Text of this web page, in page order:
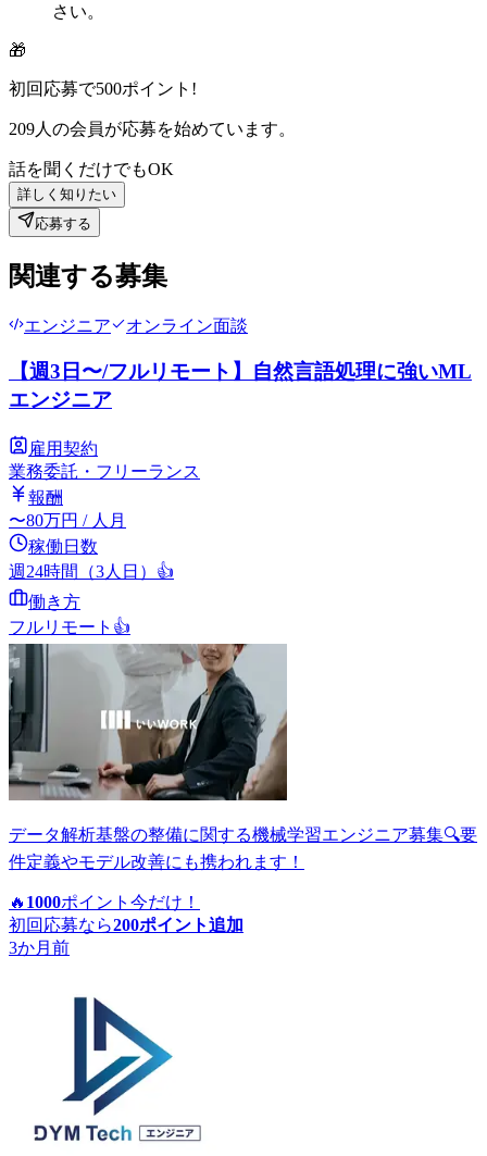
さい。
🎁
初回応募で500ポイント!
209人の会員が応募を始めています。
話を聞くだけでもOK
詳しく知りたい
応募する
関連する募集
エンジニア オンライン面談
【週3日〜/フルリモート】自然言語処理に強いML
エンジニア
雇用契約
業務委託・フリーランス
報酬
〜80万円 / 人月
稼働日数
週24時間（3人日） 👍
働き方
フルリモート 👍
データ解析基盤の整備に関する機械学習エンジニア募集🔍要
件定義やモデル改善にも携われます！
🔥 1000ポイント 今だけ！
初回応募なら200ポイント追加
3か月前